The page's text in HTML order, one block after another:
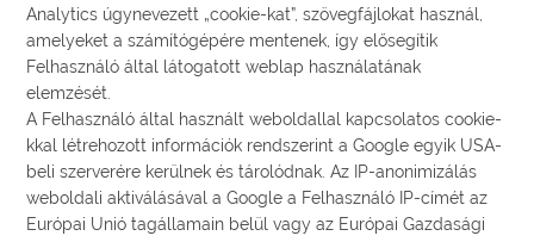
Analytics úgynevezett „cookie-kat”, szövegfájlokat használ,
amelyeket a számítógépére mentenek, így elősegítik
Felhasználó által látogatott weblap használatának
elemzését.
A Felhasználó által használt weboldallal kapcsolatos cookie-
kkal létrehozott információk rendszerint a Google egyik USA-
beli szerverére kerülnek és tárolódnak. Az IP-anonimizálás
weboldali aktiválásával a Google a Felhasználó IP-címét az
Európai Unió tagállamain belül vagy az Európai Gazdasági